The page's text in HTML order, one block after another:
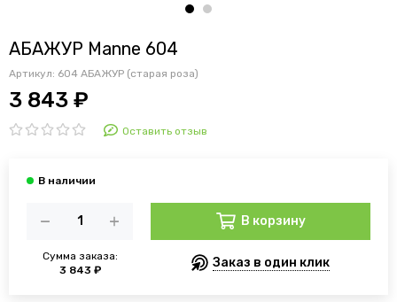
АБАЖУР Manne 604
Артикул: 604 АБАЖУР (старая роза)
3 843 ₽
Оставить отзыв
Сумма заказа:
3 843 ₽
В корзину
Заказ в один клик